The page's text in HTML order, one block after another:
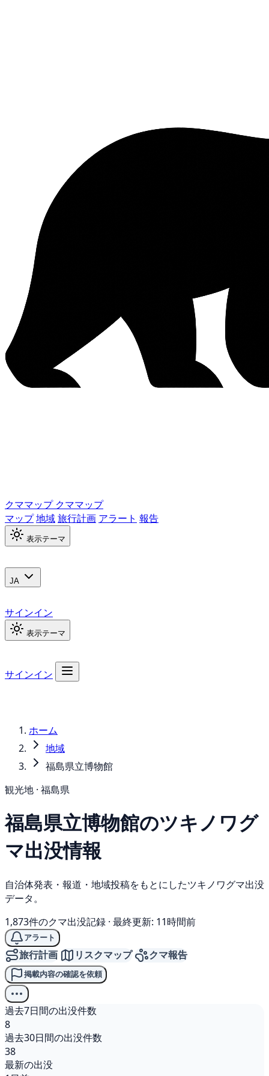
クママップ クママップ
マップ地域旅行計画 アラート 報告
表示テーマ
JA
サインイン
表示テーマ
サインイン
ホーム
地域
福島県立博物館
観光地 · 福島県
福島県立博物館のツキノワグ
マ出没情報
自治体発表・報道・地域投稿をもとにしたツキノワグマ出没
データ。
1,873件のクマ出没記録 · 最終更新: 11時間前
アラート
旅行計画 リスクマップ クマ報告
掲載内容の確認を依頼
過去7日間の出没件数
8
過去30日間の出没件数
38
最新の出没